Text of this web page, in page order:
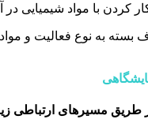
کردن با مواد شیمیایی
بسته به نوع فعالیت و
طریق مسیرهای ارتباطی